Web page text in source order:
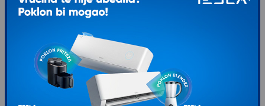
TouchSlide Navigacioni klizni
željene temperature jednim dodirom
00RSD
ploča
Broj grejnih zona 4 grejne zone
Napred levo: Ø180
23.649
VIP cena: 22.955
RSD